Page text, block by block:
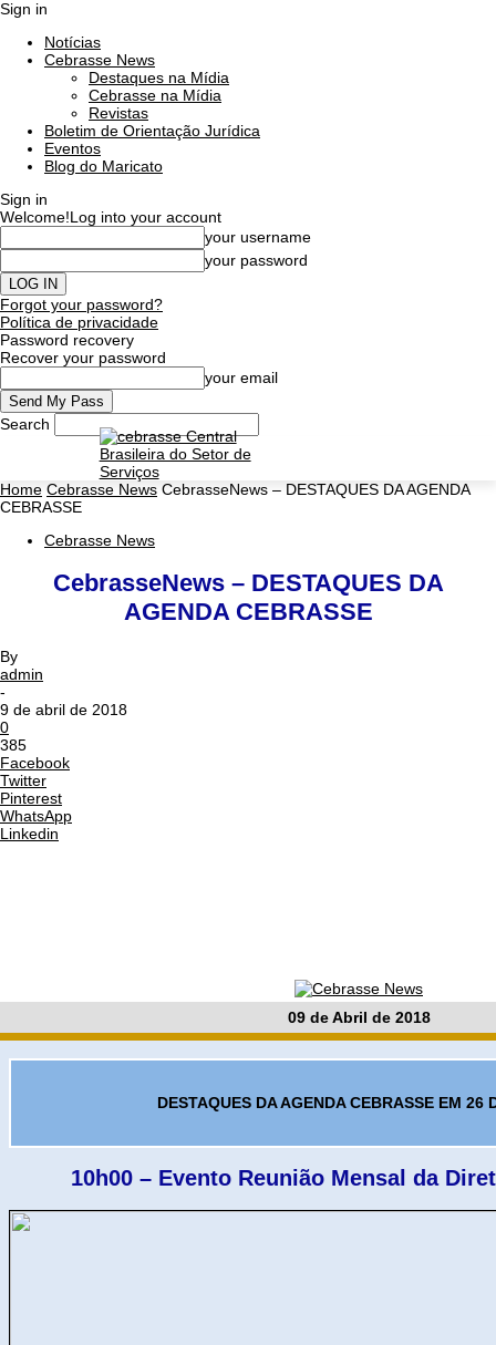
Sign in
Notícias
Cebrasse News
Destaques na Mídia
Cebrasse na Mídia
Revistas
Boletim de Orientação Jurídica
Eventos
Blog do Maricato
Sign in
Welcome!Log into your account
your username
your password
Forgot your password?
Política de privacidade
Password recovery
Recover your password
your email
Search
Home Cebrasse News CebrasseNews – DESTAQUES DA AGENDA
CEBRASSE
Cebrasse News
CebrasseNews – DESTAQUES DA
AGENDA CEBRASSE
By
admin
-
9 de abril de 2018
0
385
Facebook
Twitter
Pinterest
WhatsApp
Linkedin
09 de Abril de 2018
DESTAQUES DA AGENDA CEBRASSE EM 26
10h00 – Evento Reunião Mensal da